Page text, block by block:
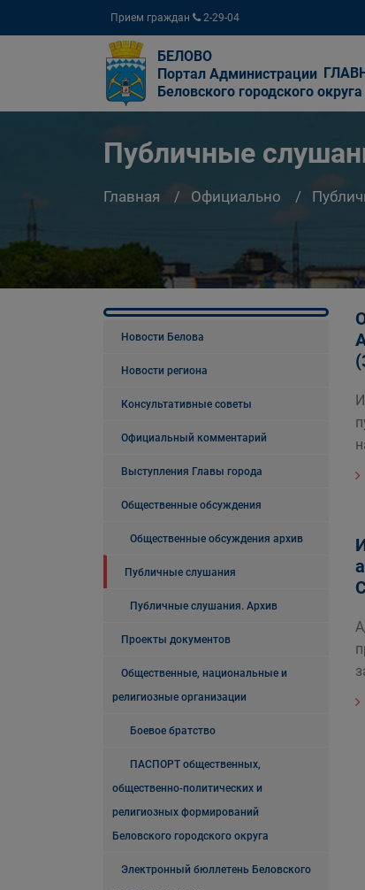
Прием граждан 2-29-04
БЕЛОВО
Портал Администрации
Беловского городского округа
Публичные
Главная Официально
Новости Белова
Новости региона
Консультативные советы
Официальный комментарий
Выступления Главы города
Общественные обсуждения
Общественные обсуждения архив
Публичные слушания
Публичные слушания. Архив
Проекты документов
Общественные, национальные и
религиозные организации
Боевое братство
ПАСПОРТ общественных,
общественно-политических и
религиозных формирований
Беловского городского округа
Электронный бюллетень Беловского